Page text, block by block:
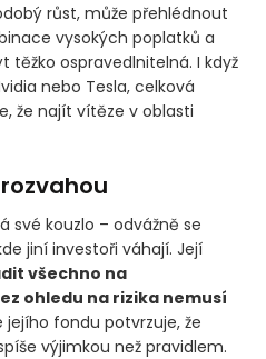
růst, může přehlédnout
vysokých poplatků a
těžko ospravedlnitelná. I když
nebo Tesla, celková
že najít vítěze v oblasti
své kouzlo – odvážně se
jiní investoři váhají. Její
všechno na
ohledu na rizika nemusí
jejího fondu potvrzuje, že
výjimkou než pravidlem.